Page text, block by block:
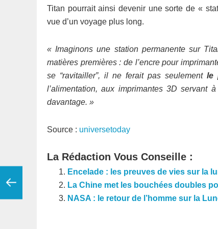
Titan pourrait ainsi devenir une sorte de «
vue d’un voyage plus long.
« Imaginons une station permanente sur
matières premières : de l’encre pour
se “ravitailler”, il ne ferait pas seulement le
l’alimentation, aux imprimantes 3D servant
davantage. »
Source : universetoday
La Rédaction Vous Conseille :
Encelade : les preuves de vies sur la
La Chine met les bouchées doubles
NASA : le retour de l’homme sur la